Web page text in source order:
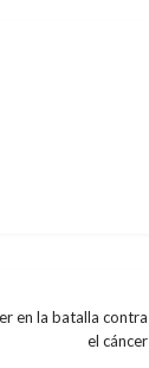
en la batalla contra
el cáncer